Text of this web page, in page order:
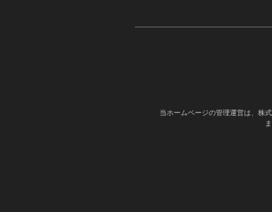
当ホームページの管理運営は、株